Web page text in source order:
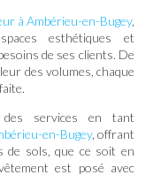
à Ambérieu-en-Bugey,
esthétiques et
de ses clients. De
des volumes, chaque
services en tant
en-Bugey, offrant
de sols, que ce soit en
est posé avec